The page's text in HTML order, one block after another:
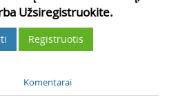
Užsiregistruokite.
Registruotis
Komentarai